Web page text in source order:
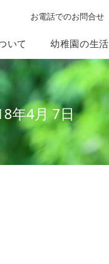
年4月 7日
お電話でのお問合せ
いて 幼稚園の生活